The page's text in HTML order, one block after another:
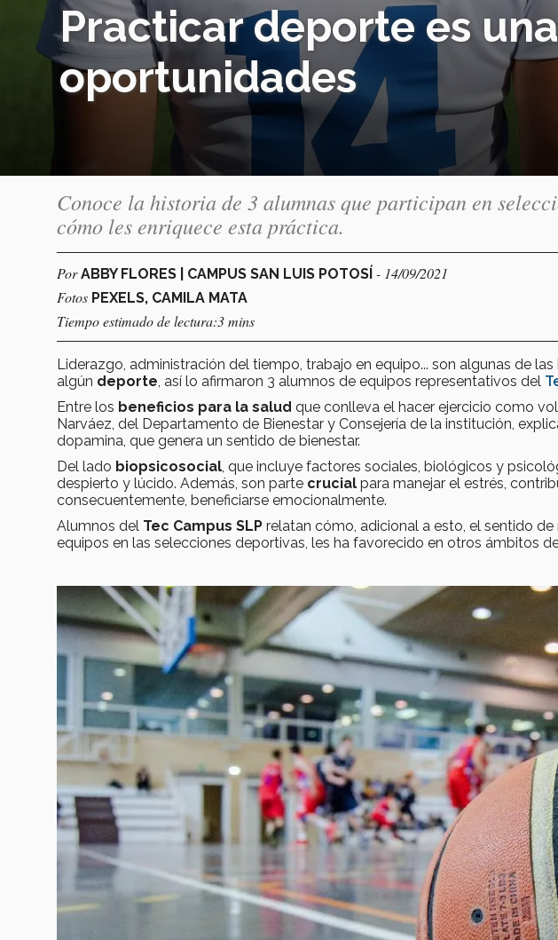
Practicar deporte es
oportunidades
Conoce la historia de 3 alumnas que participan en
cómo les enriquece esta práctica.
PorABBY FLORES | CAMPUS SAN LUIS POTOSÍ - 14/09/2021
Fotos PEXELS, CAMILA MATA
Tiempo estimado de lectura:3 mins
Liderazgo, administración del tiempo, trabajo en equipo... son algunas de
algún deporte , así lo afirmaron 3 alumnos de equipos representativos del
Entre los beneficios para la salud que conlleva el hacer ejercicio como
Narváez, del Departamento de Bienestar y Consejería de la institución,
dopamina, que genera un sentido de bienestar.
Del lado biopsicosocial , que incluye factores sociales, biológicos y
despierto y lúcido. Además, son parte crucial para manejar el estrés,
consecuentemente, beneficiarse emocionalmente.
Alumnos del Tec Campus SLP relatan cómo, adicional a esto, el sentido
equipos en las selecciones deportivas, les ha favorecido en otros ámbitos